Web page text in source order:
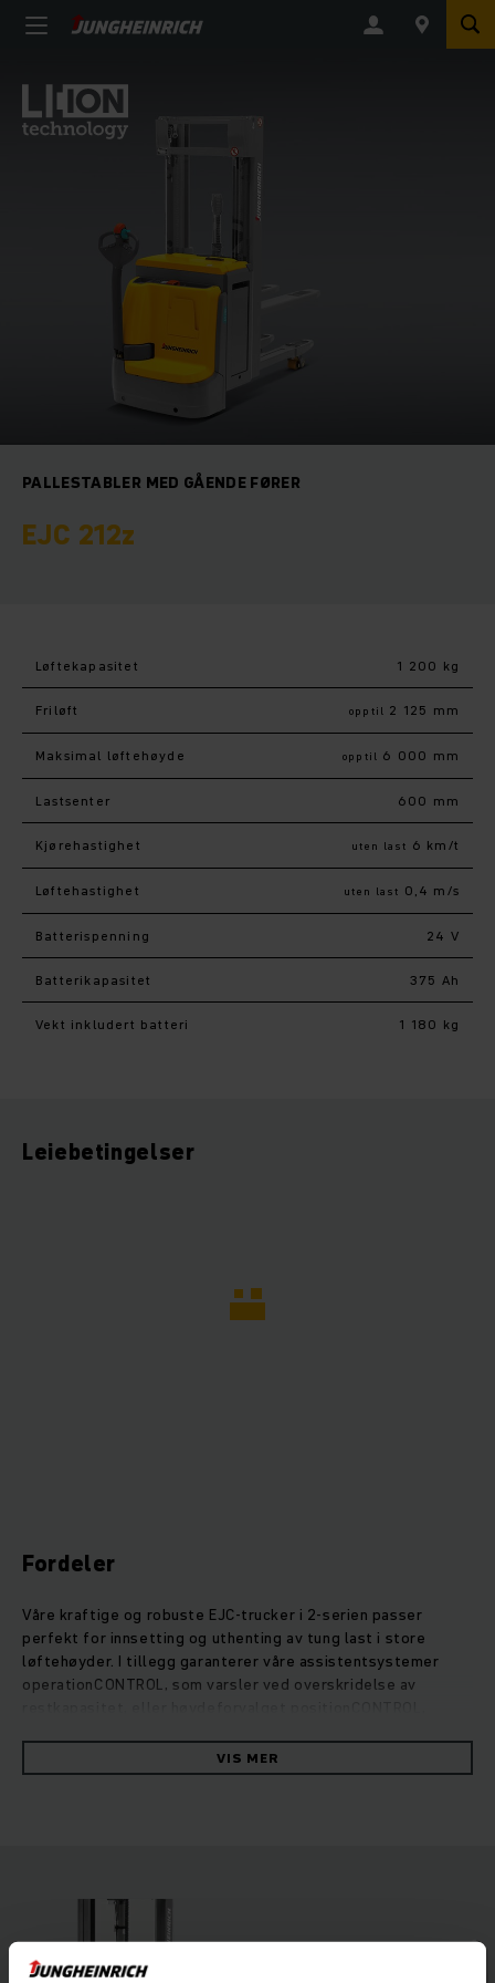
PALLESTABLER MED GÅENDE FØRER
EJC 212z
Løftekapasitet 1 200 kg
Friløft opptil 2 125 mm
Maksimal løftehøyde opptil 6 000 mm
Lastsenter 600 mm
Kjørehastighet uten last 6 km/t
Løftehastighet uten last 0,4 m/s
Batterispenning 24 V
Batterikapasitet 375 Ah
Vekt inkludert batteri 1 180 kg
Leiebetingelser
Fordeler
Våre kraftige og robuste EJC-trucker i 2-serien passer
perfekt for innsetting og uthenting av tung last i store
løftehøyder. I tillegg garanterer våre assistentsystemer
operationCONTROL, som varsler ved overskridelse av
ekstra initialløftet er ujevnheter i underlaget, terskler og
ramper enkle å forsere. EJC 2z kan også transportere to
løftemotoren overbeviser med imponerende ytelse, men er
stillegående og gir mulighet for presis stabling.
VIS MER